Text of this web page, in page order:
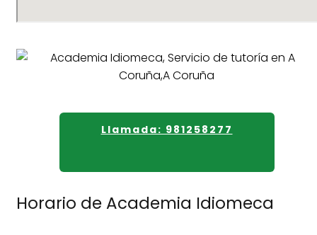
Llamada: 981258277
Horario de Academia Idiomeca